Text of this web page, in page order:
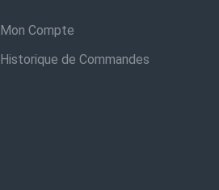
Mon Compte
Historique de Commandes